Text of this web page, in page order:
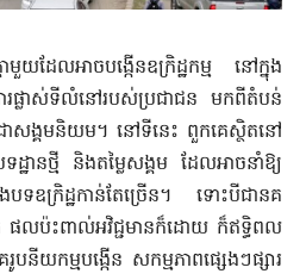
យដែលអាចបង្កើនឧក្រិដ្ឋកម្ម​ នៅក្នុង
ផ្លាស់ទីលំនៅរបស់​ប្រជាជន​ មក​ពីតំបន់
ាសង្គមនិយម។ នៅទីនេះ​ ពួក​គេស្ថិតនៅ
ឋានថ្មី និងតម្លៃសង្គម ដែលអាចនាំឱ្យ
បទឧក្រិដ្ឋកាន់តែច្រើន។ ទោះបីជានគ
ត ផលប៉ះពាល់អវិជ្ជមាន​ក៏ដោយ ក៏ឥទ្ធិពល
បនីយកម្ម​បង្កើន​ សកម្មភាពផ្សេងៗផ្សារ